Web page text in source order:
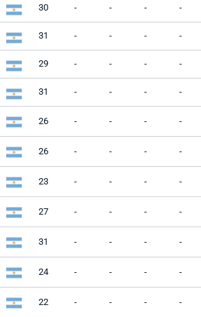
30 - - - -
31 - - - -
29 - - - -
31 - - - -
26 - - - -
26 - - - -
23 - - - -
27 - - - -
31 - - - -
24 - - - -
22 - - - -